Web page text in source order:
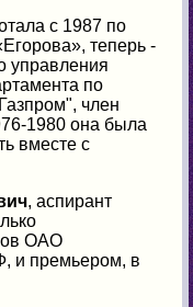
с 1987 по
теперь -
управления
по
член
1980 она была
вместе с
, аспирант
ОАО
и премьером, в